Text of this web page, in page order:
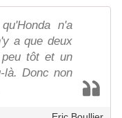
n'a
a que deux
tôt et un
là. Donc non